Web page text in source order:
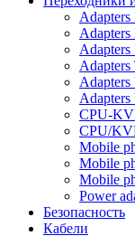
Adapters
Adapters
CPU-
CPU/
Mobile
Mobile
Mobile
Power
Безопасность
Кабели